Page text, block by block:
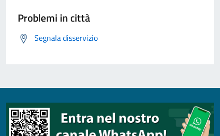
Problemi in città
Segnala disservizio